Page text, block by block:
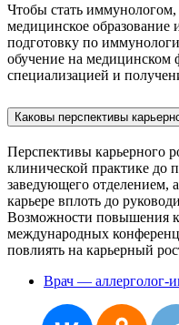
Чтобы стать
медицинское
подготовку по
обучение на медицинском
специализацией и
Каковы перспективы
Перспективы карьерного
клинической практике до
заведующего отделением,
карьере вплоть до
Возможности повышения
международных
повлиять на карьерный
Врач — аллерголог-